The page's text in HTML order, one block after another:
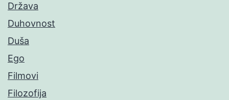
Država
Duhovnost
Duša
Ego
Filmovi
Filozofija